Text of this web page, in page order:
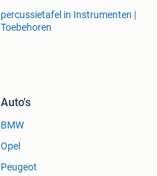
percussietafel in Instrumenten |
Toebehoren
Auto's
BMW
Opel
Peugeot